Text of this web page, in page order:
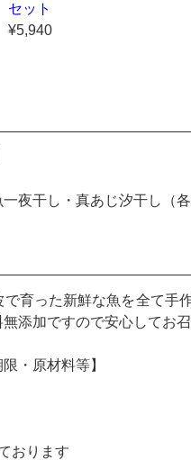
セット
¥5,940
夜干し・真あじ汐干し（
育った新鮮な魚を全て手
添加ですので安心してお
・原材料等】
おります